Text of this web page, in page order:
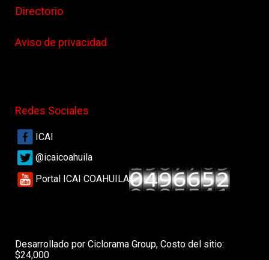
Directorio
Aviso de privacidad
Redes Sociales
ICAI
@icaicoahuila
Portal ICAI COAHUILA
Desarrollado por Ciclorama Group, Costo del sitio:
$24,000